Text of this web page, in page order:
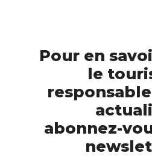
Pour en
le
abonnez-